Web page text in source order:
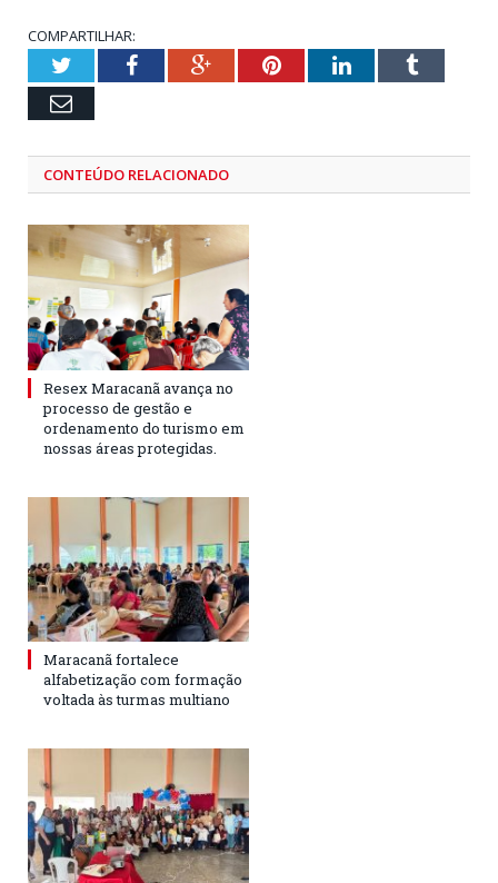
COMPARTILHAR:
TwitterFacebookGoogle+PinterestLinkedInTumblr
Email
CONTEÚDO RELACIONADO
Resex Maracanã avança no
processo de gestão e
ordenamento do turismo em
nossas áreas protegidas.
Maracanã fortalece
alfabetização com formação
voltada às turmas multiano